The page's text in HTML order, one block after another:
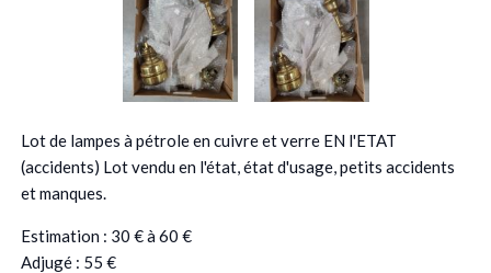
Lot de lampes à pétrole en cuivre et verre EN l'ETAT
(accidents) Lot vendu en l'état, état d'usage, petits accidents
et manques.
Estimation : 30 € à 60 €
Adjugé : 55 €